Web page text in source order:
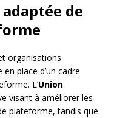
de
organisations
place d’un cadre
L’Union
visant à améliorer les
plateforme, tandis que